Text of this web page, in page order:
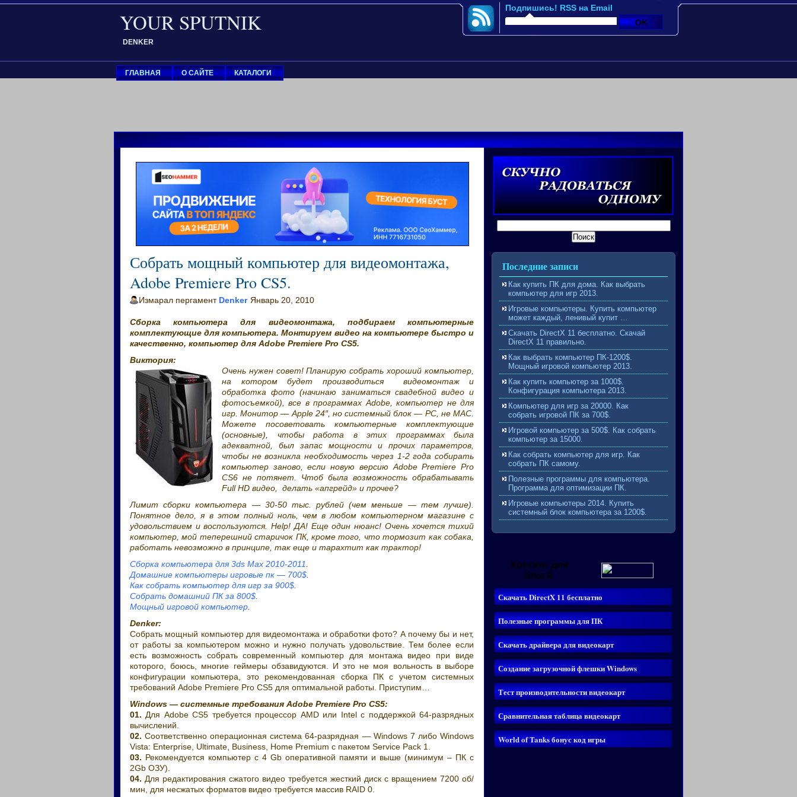
YOUR SPUTNIK
DENKER
ГЛАВНАЯ О САЙТЕ КАТАЛОГИ
Подпишись! RSS на Email
Собрать мощный компьютер для видеомонтажа,
Adobe Premiere Pro CS5.
Измарал пергамент Denker Январь 20, 2010
Сборка компьютера для видеомонтажа, подбираем компьютерные
комплектующие для компьютера. Монтируем видео на компьютере быстро и
качественно, компьютер для Adobe Premiere Pro CS5.
Виктория:
Очень нужен совет! Планирую собрать хороший компьютер,
на котором будет производиться видеомонтаж и
обработка фото (начинаю заниматься свадебной видео и
фотосъемкой), все в программах Adobe, компьютер не для
игр. Монитор — Apple 24″, но системный блок — PC, не MAC.
Можете посоветовать компьютерные комплектующие
(основные), чтобы работа в этих программах была
адекватной, был запас мощности и прочих параметров,
чтобы не возникла необходимость через 1-2 года собирать
компьютер заново, если новую версию Adobe Premiere Pro
CS6 не потянет. Чтоб была возможность обрабатывать
Full HD видео, делать «апгрейд» и прочее?
Лимит сборки компьютера — 30-50 тыс. рублей (чем меньше — тем лучше).
Понятное дело, я в этом полный ноль, чем в любом компьютерном магазине с
удовольствием и воспользуются. Help! ДА! Еще один нюанс! Очень хочется тихий
компьютер, мой теперешний старичок ПК, кроме того, что тормозит как собака,
работать невозможно в принципе, так еще и тарахтит как трактор!
Сборка компьютера для 3ds Max 2010-2011
Домашние компьютеры игровые пк — 700$
Как собрать компьютер для игр за 900$
Собрать домашний ПК за 800$
Мощный игровой компьютер
Denker:
Собрать мощный компьютер для видеомонтажа и обработки фото? А почему бы и нет,
от работы за компьютером можно и нужно получать удовольствие. Тем более если
есть возможность собрать современный компьютер для монтажа видео при виде
которого, боюсь, многие геймеры обзавидуются. И это не моя вольность в выборе
конфигурации компьютера, это рекомендованная сборка ПК с учетом системных
требований Adobe Premiere Pro CS5 для оптимальной работы. Приступим…
Windows — системные требования Adobe Premiere Pro CS5:
01. Для Adobe CS5 требуется процессор AMD или Intel с поддержкой 64-разрядных
вычислений.
02. Соответственно операционная система 64-разрядная — Windows 7 либо Windows
Vista: Enterprise, Ultimate, Business, Home Premium с пакетом Service Pack 1.
03. Рекомендуется компьютер с 4 Gb оперативной памяти и выше (минимум – ПК с
2Gb ОЗУ).
04. Для редактирования сжатого видео требуется жесткий диск с вращением 7200 об/
мин, для несжатых форматов видео требуется массив RAID 0.
Последние записи
Как купить ПК для дома. Как выбрать
компьютер для игр 2013.
Игровые компьютеры. Купить компьютер
может каждый, ленивый купит …
Скачать DirectX 11 бесплатно. Скачай
DirectX 11 правильно.
Как выбрать компьютер ПК-1200$.
Мощный игровой компьютер 2013.
Как купить компьютер за 1000$.
Конфигурация компьютера 2013.
Компьютер для игр за 20000. Как
собрать игровой ПК за 700$.
Игровой компьютер за 500$. Как собрать
компьютер за 15000.
Как собрать компьютер для игр. Как
собрать ПК самому.
Полезные программы для компьютера.
Программа для оптимизации ПК.
Игровые компьютеры 2014. Купить
системный блок компьютера за 1200$.
Хостинг для
блогА